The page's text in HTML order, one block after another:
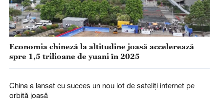
Economia chineză la altitudine joasă accelerează
spre 1,5 trilioane de yuani în 2025
China a lansat cu succes un nou lot de sateliți internet pe
orbită joasă